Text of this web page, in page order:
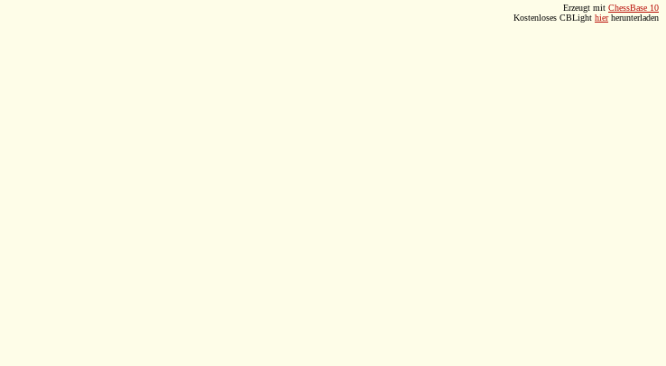
Erzeugt mit ChessBase 10
Kostenloses CBLight hierherunterladen